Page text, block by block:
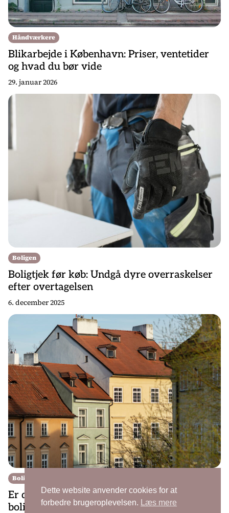
Håndværkere
Blikarbejde i København: Priser, ventetider
og hvad du bør vide
29. januar 2026
Boligen
Boligtjek før køb: Undgå dyre overraskelser
efter overtagelsen
6. december 2025
Boligen
Er din tilstandsrapport god nok? Tjekliste til
boligkøbere
Dette website anvender cookies for at
forbedre brugeroplevelsen.
Læs mere